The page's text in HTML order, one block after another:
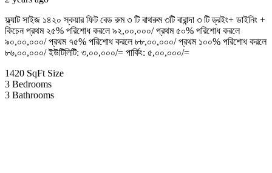
ফ্ল্যাট সাইজ ১৪২০ স্কয়ার ফিট বেড রুম ৩ টি বাথরুম ৩টি বারান্দা ৩ টি ড্রইং+ ডাইনিং +
কিচেন প্রথম ২৫% পরিশোধ করলে ৯২,০০,০০০/ প্রথম ৫০% পরিশোধ করলে
৯০,০০,০০০/ প্রথম ৭৫% পরিশোধ করলে ৮৮,০০,০০০/ প্রথম ১০০% পরিশোধ করলে
৮৬,০০,০০০/ ইউটিলিটি: ৩,০০,০০০/= পার্কিং: ৫,০০,০০০/=
1420 SqFt Size
3 Bedrooms
3 Bathrooms